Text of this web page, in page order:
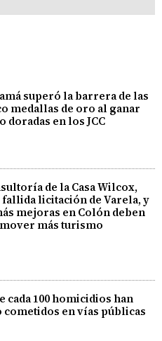
superó la barrera de las
medallas de oro al ganar
doradas en los JCC
de la Casa Wilcox,
fallida licitación de Varela, y
mejoras en Colón deben
más turismo
cada 100 homicidios han
cometidos en vías públicas